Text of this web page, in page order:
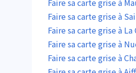
Faire sa carte grise à
Faire sa carte grise à
Faire sa carte grise à La
Faire sa carte grise à
Faire sa carte grise à